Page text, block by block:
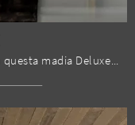
Arreda un living operativo e pratico con questa madia Deluxe Suite di Spar: scopri le più belle Madie in laccato lucido.